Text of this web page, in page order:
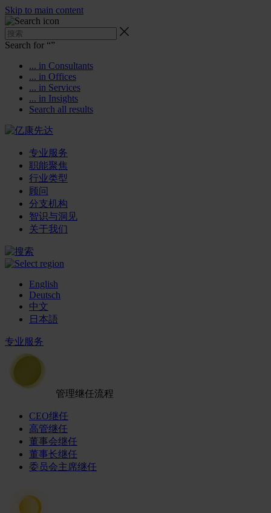
Skip to main content
Search for “”
... in Consultants
... in Offices
... in Services
... in Insights
Search all results
专业服务
职能聚焦
行业类型
顾问
分支机构
智识与洞见
关于我们
English
Deutsch
中文
日本語
专业服务
管理继任流程
CEO继任
高管继任
董事会继任
董事长继任
委员会主席继任